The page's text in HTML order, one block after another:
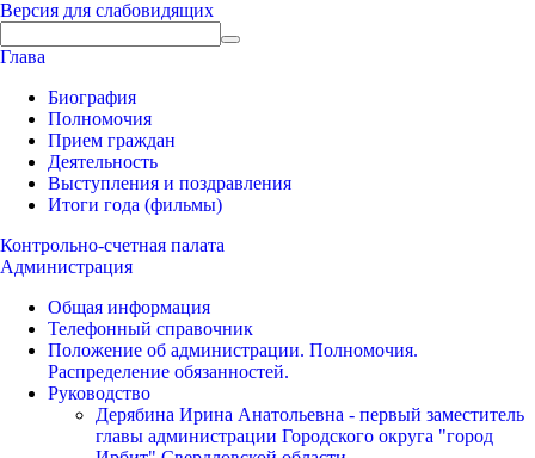
Версия для слабовидящих
Глава
Биография
Полномочия
Прием граждан
Деятельность
Выступления и поздравления
Итоги года (фильмы)
Контрольно-счетная палата
Администрация
Общая информация
Телефонный справочник
Положение об администрации. Полномочия.
Распределение обязанностей.
Руководство
Дерябина Ирина Анатольевна - первый заместитель
главы администрации Городского округа "город